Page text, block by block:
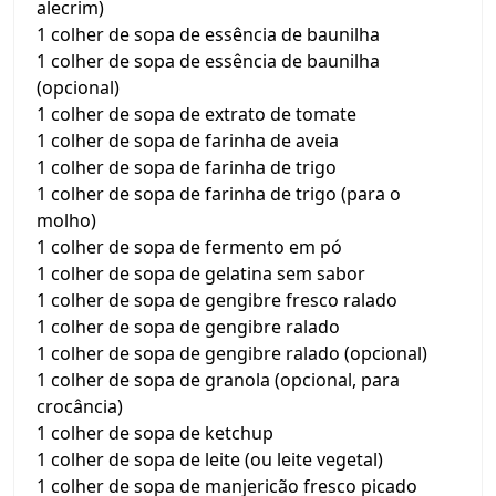
alecrim)
1 colher de sopa de essência de baunilha
1 colher de sopa de essência de baunilha
(opcional)
1 colher de sopa de extrato de tomate
1 colher de sopa de farinha de aveia
1 colher de sopa de farinha de trigo
1 colher de sopa de farinha de trigo (para o
molho)
1 colher de sopa de fermento em pó
1 colher de sopa de gelatina sem sabor
1 colher de sopa de gengibre fresco ralado
1 colher de sopa de gengibre ralado
1 colher de sopa de gengibre ralado (opcional)
1 colher de sopa de granola (opcional, para
crocância)
1 colher de sopa de ketchup
1 colher de sopa de leite (ou leite vegetal)
1 colher de sopa de manjericão fresco picado